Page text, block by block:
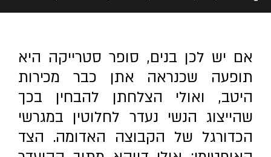
אם יש לכן בנים, סופר סטרייקה היא
תופעה שכנראה אתן כבר מכירות
היטב, ואולי הצלחתן להבחין בכך
שהייצוג הנשי נעדר לחלוטין במגרשי
הכדורגל של הקבוצה האדומה. הצד